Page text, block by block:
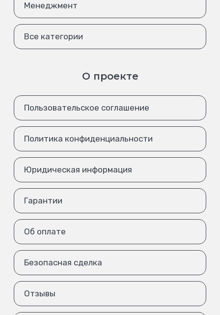
Менеджмент
Все категории
О проекте
Пользовательское соглашение
Политика конфиденциальности
Юридическая информация
Гарантии
Об оплате
Безопасная сделка
Отзывы